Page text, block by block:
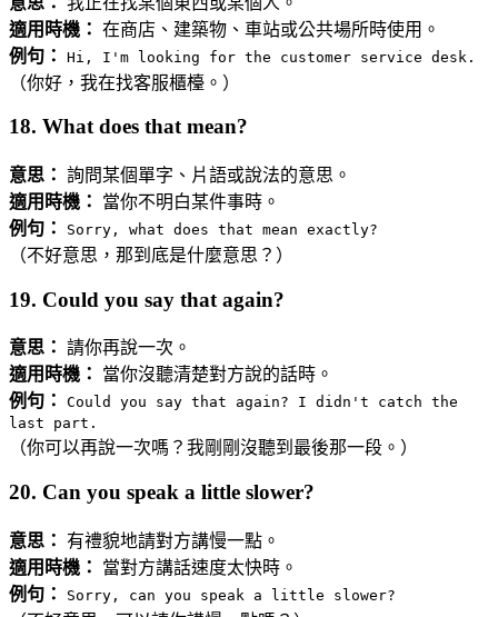
適用時機： 在商店、建築物、車站或公共場所時使用。
例句：
Hi, I'm looking for the customer service desk.
（你好，我在找客服櫃檯。）
18. What does that mean?
意思： 詢問某個單字、片語或說法的意思。
適用時機：
當你不明白某件事時。
例句：
Sorry, what does that mean exactly?
（不好意思，那到底是什麼意思？）
19. Could you say that again?
意思： 請你再說一次。
適用時機：
當你沒聽清楚對方說的話時。
例句：
Could you say that again? I didn't catch the
last part.
（你可以再說一次嗎？我剛剛沒聽到最後那一段。）
20. Can you speak a little slower?
意思：
有禮貌地請對方講慢一點。
適用時機：
當對方講話速度太快時。
例句：
Sorry, can you speak a little slower?